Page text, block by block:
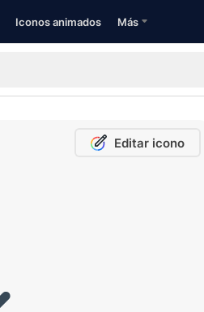
Iconos animados Más
Editar icono